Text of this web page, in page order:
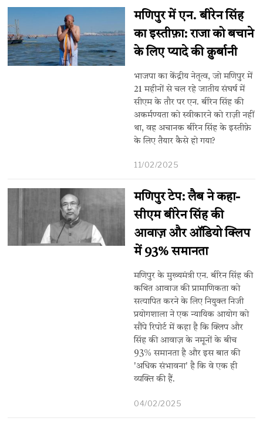
मणिपुर में एन. बीरेन सिंह
का इस्तीफ़ा: राजा को बचाने
के लिए प्यादे की क़ुर्बानी
भाजपा का केंद्रीय नेतृत्व, जो मणिपुर में
21 महीनों से चल रहे जातीय संघर्ष में
सीएम के तौर पर एन. बीरेन सिंह की
अकर्मण्यता को स्वीकारने को राज़ी नहीं
था, वह अचानक बीरेन सिंह के इस्तीफ़े
के लिए तैयार कैसे हो गया?
11/02/2025
मणिपुर टेप: लैब ने कहा-
सीएम बीरेन सिंह की
आवाज़ और ऑडियो क्लिप
में 93% समानता
मणिपुर के मुख्यमंत्री एन. बीरेन सिंह की
कथित आवाज की प्रामाणिकता को
सत्यापित करने के लिए नियुक्त निजी
प्रयोगशाला ने एक न्यायिक आयोग को
सौंपे रिपोर्ट में कहा है कि क्लिप और
सिंह की आवाज़ के नमूनों के बीच
93% समानता है और इस बात की
'अधिक संभावना' है कि वे एक ही
व्यक्ति की हैं.
04/02/2025